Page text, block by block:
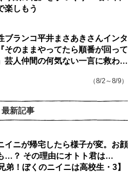
楽しもう
ブランコ平井まさあきさんインタ
そのままやってたら順番が回って
芸人仲間の何気ない一言に救われ
（8/2～8/9）
最新記事
イニが帰宅したら様子が変。お顔
…？ その理由にオトト君は…
弟！ぼくのニイニは高校生・3】